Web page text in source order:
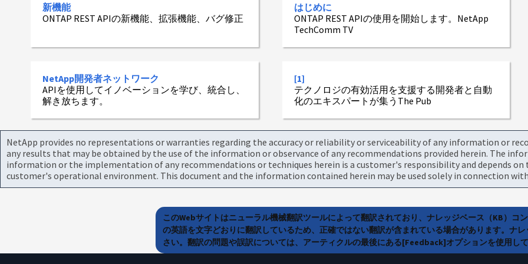
新機能
ONTAP REST APIの新機能、拡張機能、バグ修正
はじめに
ONTAP REST APIの使用を開始します。NetApp
TechComm TV
NetApp開発者ネットワーク
APIを使用してイノベーションを学び、統合し、
解き放ちます。
[1]
テクノロジの有効活用を支援する開発者と自動
化のエキスパートが集うThe Pub
NetApp provides no representations or warranties regarding the accuracy or reliability or serviceability of any information or
any results that may be obtained by the use of the information or observance of any recommendations provided herein. The
information or the implementation of any recommendations or techniques herein is a customer's responsibility and depends
customer's operational environment. This document and the information contained herein may be used solely in connection
このWebサイトはニューラル機械翻訳ツールによって翻訳されており、ナレッジベース（KB）
の英語を文字どおりに翻訳しているため、正確ではない翻訳が含まれている場合があります。ナ
さい。翻訳の問題や誤訳については、アーティクルの最後にある[Feedback]オプションを使用し